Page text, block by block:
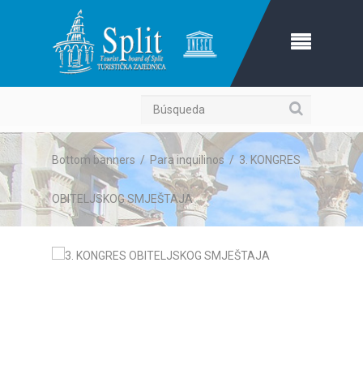
Búsqueda
Bottom banners / Para inquilinos / 3. KONGRES
OBITELJSKOG SMJEŠTAJA